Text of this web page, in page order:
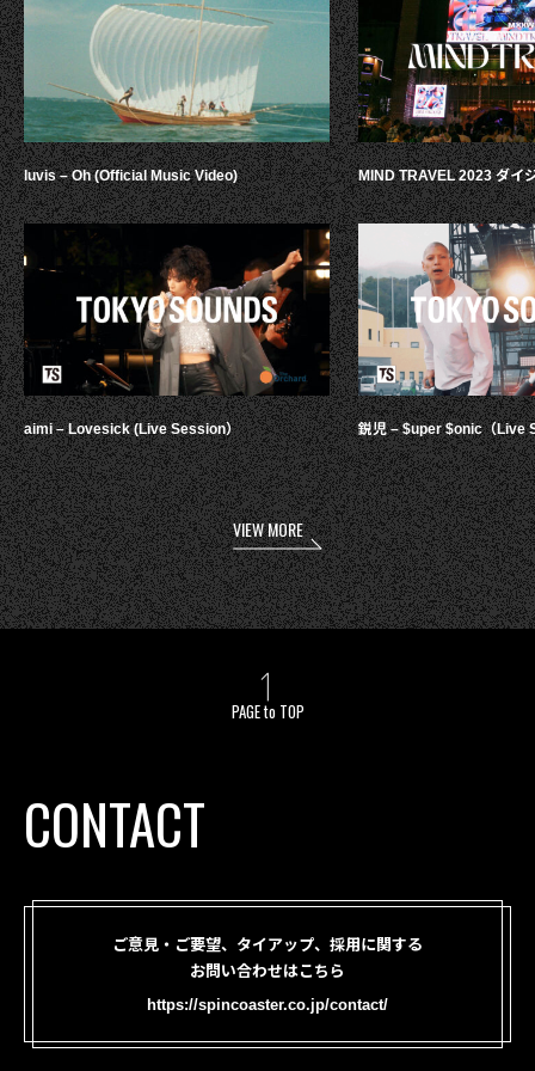
luvis – Oh (Official Music Video)
aimi – Lovesick (Live Session）
MIND TRAVEL 2023 ダイ
鋭児 – $uper $onic（Live
VIEW MORE
PAGE to TOP
CONTACT
ご意見・ご要望、タイアップ、採用に関する
お問い合わせはこちら
https://spincoaster.co.jp/contact/